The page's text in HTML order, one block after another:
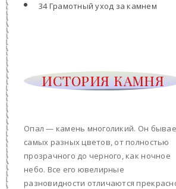
34 Грамотный уход за камнем
ИСТОРИЯ КАМНЯ
Опал — камень многоликий. Он
самых разных цветов, от полностью
прозрачного до черного, как ночное
небо. Все его ювелирные
разновидности отличаются